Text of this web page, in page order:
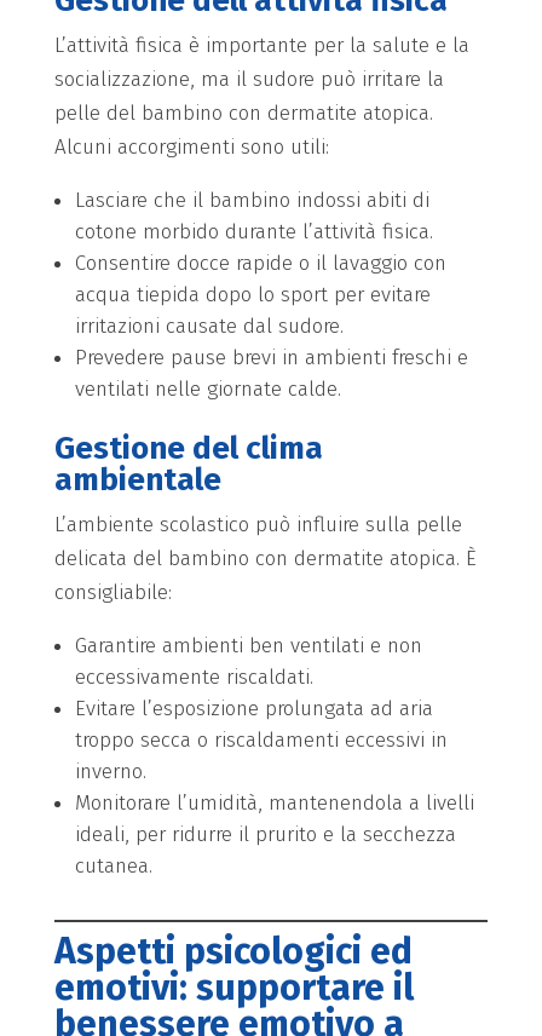
L’attività fisica è importante per la salute e la
socializzazione, ma il sudore può irritare la
pelle del bambino con dermatite atopica.
Alcuni accorgimenti sono utili:
Lasciare che il bambino indossi abiti di
cotone morbido durante l’attività fisica.
Consentire docce rapide o il lavaggio con
acqua tiepida dopo lo sport per evitare
irritazioni causate dal sudore.
Prevedere pause brevi in ambienti freschi e
ventilati nelle giornate calde.
Gestione del clima
ambientale
L’ambiente scolastico può influire sulla pelle
delicata del bambino con dermatite atopica. È
consigliabile:
Garantire ambienti ben ventilati e non
eccessivamente riscaldati.
Evitare l’esposizione prolungata ad aria
troppo secca o riscaldamenti eccessivi in
inverno.
Monitorare l’umidità, mantenendola a livelli
ideali, per ridurre il prurito e la secchezza
cutanea.
Aspetti psicologici ed
emotivi: supportare il
benessere emotivo a